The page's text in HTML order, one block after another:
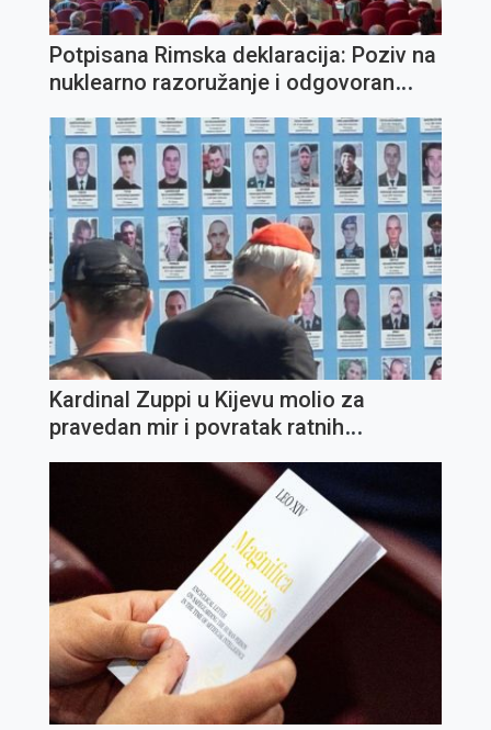
Potpisana Rimska deklaracija: Poziv na
nuklearno razoružanje i odgovoran
Kardinal Zuppi u Kijevu molio za
pravedan mir i povratak ratnih